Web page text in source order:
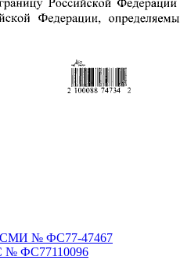
СМИ № ФС77-47467
№ ФС77110096